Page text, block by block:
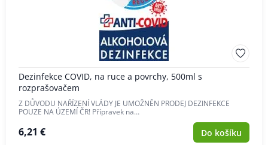
Dezinfekce COVID, na ruce a povrchy, 500ml s
rozprašovačem
Z DŮVODU NAŘÍZENÍ VLÁDY JE UMOŽNĚN PRODEJ DEZINFEKCE
POUZE NA ÚZEMÍ ČR! Přípravek na…
6,21 € Do košíku